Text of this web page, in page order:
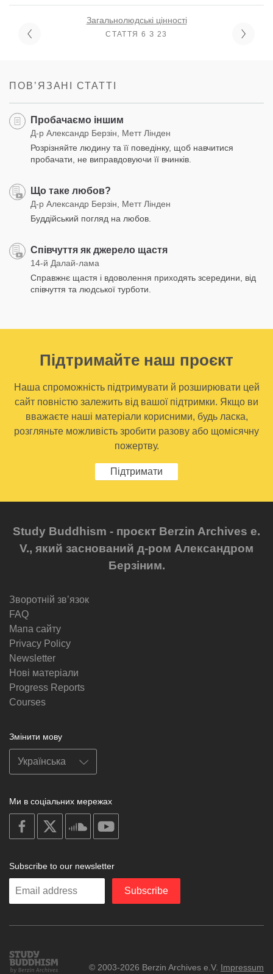
Загальнолюдські цінності
СТАТТЯ 6 З 23
ПОВʼЯЗАНІ СТАТТІ
Пробачаємо іншим
Д-р Александр Берзін, Метт Лінден
Розрізняйте людину та її поведінку, щоб навчитися
пробачати, не виправдовуючи її вчинків.
Що таке любов?
Д-р Александр Берзін, Метт Лінден
Буддійський погляд на любов.
Співчуття як джерело щастя
14-й Далай-лама
Справжнє щастя і вдоволення приходять зсередини, від
співчуття та людської турботи.
Підтримайте наш проєкт
Наша спроможність підтримувати й розширювати цей
сайт повністю залежить від вашої підтримки. Якщо ви
вважаєте наші матеріали корисними, будь ласка,
розгляньте можливість зробити разову або щомісячну
пожертву.
Підтримати
Study Buddhism - проєкт Berzin Archives e.
V., який заснований д-ром Александром
Берзіним.
Зворотній звʼязок
FAQ
Мапа сайту
Privacy Policy
Newsletter
Нові матеріали
Progress Reports
Courses
Змінити мову
Ми в соціальних мережах
on
facebook
soundcloud
Subscribe to our newsletter
Enter
Subscribe
Study
Buddhism
© 2003-2026 Berzin Archives e.V. Impressum